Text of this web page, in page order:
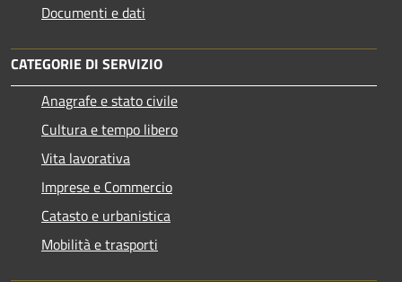
Documenti e dati
CATEGORIE DI SERVIZIO
Anagrafe e stato civile
Cultura e tempo libero
Vita lavorativa
Imprese e Commercio
Catasto e urbanistica
Mobilità e trasporti